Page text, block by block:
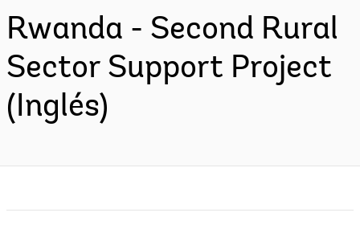
Rwanda - Second Rural
Sector Support Project
(Inglés)